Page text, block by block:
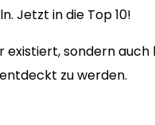
Jetzt in die Top 10!
sondern
zu werden.